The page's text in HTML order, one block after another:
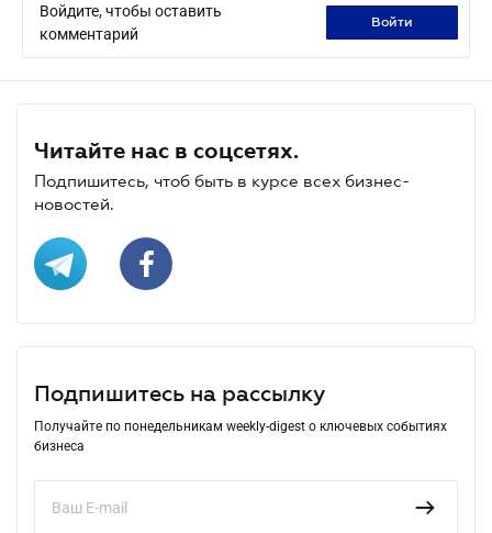
Войдите, чтобы оставить
комментарий
войти
Читайте нас в соцсетях.
Подпишитесь, чтоб быть в курсе всех бизнес-
новостей.
Подпишитесь на рассылку
Получайте по понедельникам weekly-digest о ключевых событиях
бизнеса